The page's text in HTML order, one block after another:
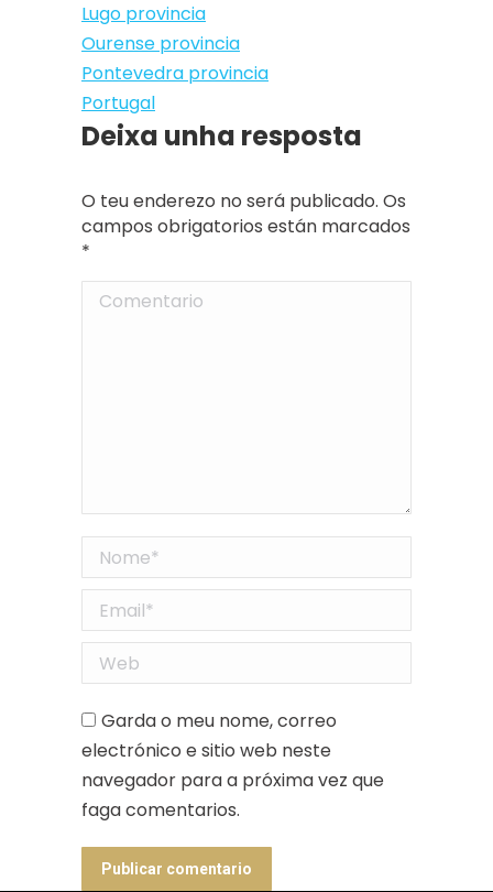
Lugo provincia
Ourense provincia
Pontevedra provincia
Portugal
Deixa unha resposta
O teu enderezo no será publicado. Os
campos obrigatorios están marcados
*
Comentario
Nome *
Email *
Web
Garda o meu nome, correo
electrónico e sitio web neste
navegador para a próxima vez que
faga comentarios.
Publicar comentario